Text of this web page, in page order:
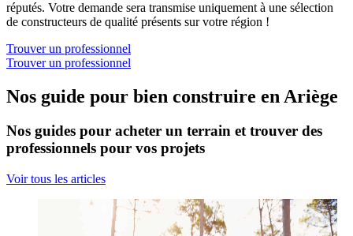
réputés. Votre demande sera transmise uniquement à une sélection
de constructeurs de qualité présents sur votre région !
Trouver un professionnel
Trouver un professionnel
Nos guide pour bien construire en Ariège
Nos guides pour acheter un terrain et trouver des
professionnels pour vos projets
Voir tous les articles